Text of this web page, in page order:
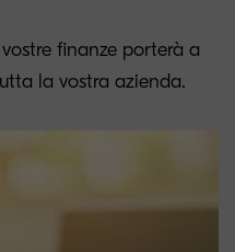
finanze porterà a
la vostra azienda.